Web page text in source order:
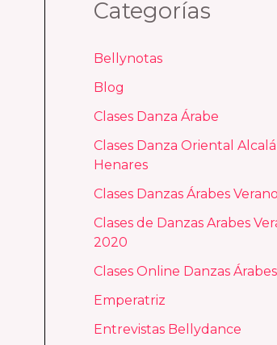
Categorías
Bellynotas
Blog
Clases Danza Árabe
Clases Danza Oriental
Henares
Clases Danzas Árabes
Clases de Danzas Arabes
2020
Clases Online Danzas Árabes
Emperatriz
Entrevistas Bellydance